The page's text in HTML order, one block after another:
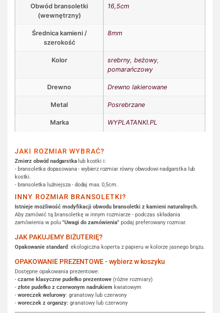
Obwód bransoletki
(wewnętrzny)
16,5cm
Średnica kamieni /
szerokość
8mm
Kolor srebrny, beżowy,
pomarańczowy
Drewno Drewno lakierowane
Metal Posrebrzane
Marka WYPLATANKI.PL
JAKI ROZMIAR WYBRAĆ?
Zmierz obwód nadgarstkalub kostki i:
- bransoletka dopasowana - wybierz rozmiar równy obwodowi nadgarstka lub
kostki.
- bransoletka luźniejsza - dodaj max. 0,5cm.
INNY ROZMIAR BRANSOLETKI?
Istnieje możliwość modyfikacji obwodu bransoletki z kamieni naturalnych.
Aby zamówić tą bransoletkę w innym rozmiarze - podczas składania
zamówienia w polu "Uwagi do zamówienia" podaj preferowany rozmiar.
JAK PAKUJEMY BIŻUTERIĘ?
Opakowanie standard: ekologiczna koperta z papieru w kolorze jasnego brązu.
OPAKOWANIE PREZENTOWE - wybierz w koszyku
Dostępne opakowania prezentowe:
- czarne klasyczne pudełko prezentowe (różne rozmiary)
- złote pudełko z czerwonym nadrukiem kwiatowym
- woreczek welurowy: granatowy lub czerwony
- woreczek z organzy: granatowy lub czerwony